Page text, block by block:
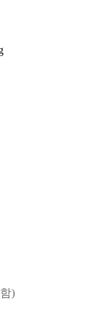
)